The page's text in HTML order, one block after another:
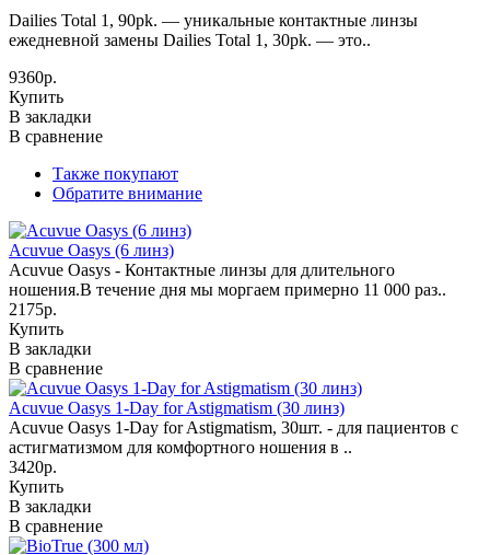
Dailies Total 1, 90pk. — уникальные контактные линзы
ежедневной замены Dailies Total 1, 30pk. — это..
9360р.
Купить
В закладки
В сравнение
Также покупают
Обратите внимание
Acuvue Oasys (6 линз)
Acuvue Oasys - Контактные линзы для длительного
ношения.В течение дня мы моргаем примерно 11 000 раз..
2175р.
Купить
В закладки
В сравнение
Acuvue Oasys 1-Day for Astigmatism (30 линз)
Acuvue Oasys 1-Day for Astigmatism, 30шт. - для пациентов с
астигматизмом для комфортного ношения в ..
3420р.
Купить
В закладки
В сравнение